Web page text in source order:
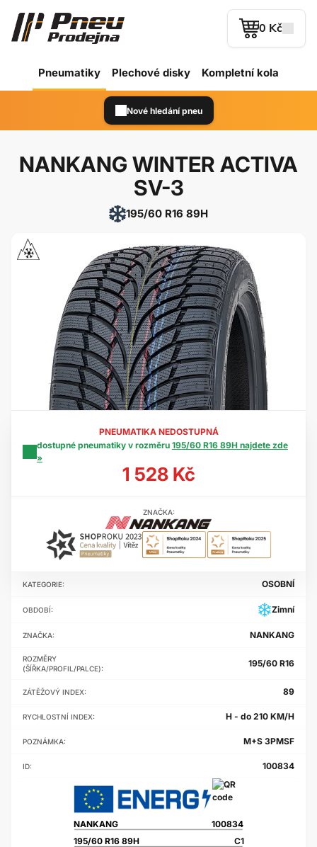
0 Kč
Pneumatiky Plechové disky Kompletní kola
Nové hledání pneu
NANKANG WINTER ACTIVA
SV-3
195/60 R16 89H
KATEGORIE: OSOBNÍ
OBDOBÍ: Zimní
ZNAČKA: NANKANG
ROZMĚRY
(ŠÍŘKA/PROFIL/PALCE):
195/60 R16
ZÁTĚŽOVÝ INDEX: 89
RYCHLOSTNÍ INDEX: H - do 210 KM/H
POZNÁMKA: M+S 3PMSF
ID: 100834
195/60 R16 89H
NANKANG 100834
C1
PNEUMATIKA NEDOSTUPNÁ
dostupné pneumatiky v rozměru 195/60 R16 89H najdete zde
»
1 528 Kč
ZNAČKA: